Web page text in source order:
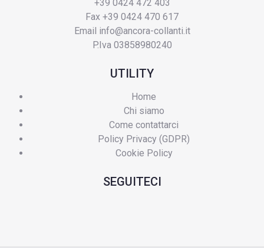
+39 0424 472 403
Fax +39 0424 470 617
Email info@ancora-collanti.it
P.Iva 03858980240
UTILITY
Home
Chi siamo
Come contattarci
Policy Privacy (GDPR)
Cookie Policy
SEGUITECI